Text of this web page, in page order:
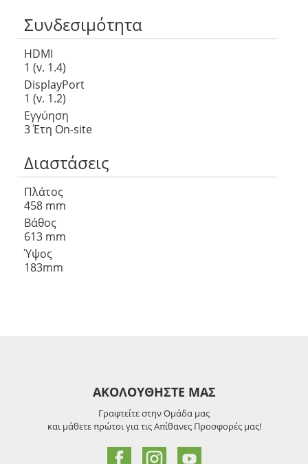
Συνδεσιμότητα
HDMI
1 (v. 1.4)
DisplayPort
1 (v. 1.2)
Εγγύηση
3 Έτη On-site
Διαστάσεις
Πλάτος
458 mm
Βάθος
613 mm
Ύψος
183mm
ΑΚΟΛΟΥΘΗΣΤΕ ΜΑΣ
Γραφτείτε στην Ομάδα μας
και μάθετε πρώτοι για τις Απίθανες Προσφορές μας!